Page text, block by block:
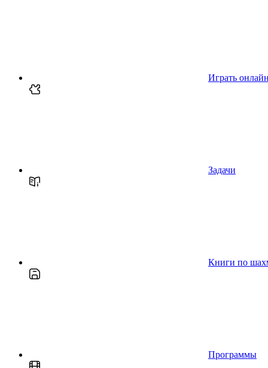
Играть онлайн
Задачи
Книги по
Программы